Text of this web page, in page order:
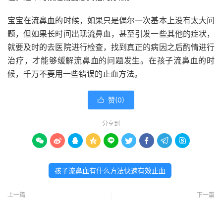
宝宝在流鼻血的时候，如果只是偶尔一次基本上没有太大问
题，但如果长时间出现流鼻血，甚至引发一些其他的症状，
就要及时的去医院进行检查，找到真正的病因之后酌情进行
治疗，才能够缓解流鼻血的问题发生。在孩子流鼻血的时
候，千万不要用一些错误的止血方法。
 赞(0)
分享到
        
孩子流鼻血有什么方法快速有效止血
上一篇 下一篇